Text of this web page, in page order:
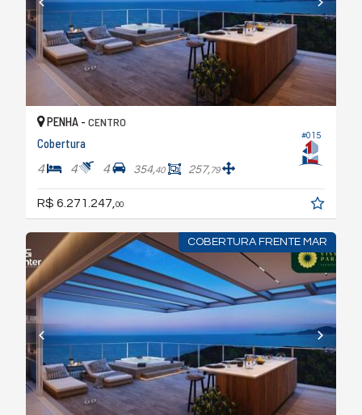
#015
PENHA - CENTRO
Cobertura
4 4 4 354,40 257,79
R$ 6.271.247, 00
COBERTURA FRENTE MAR